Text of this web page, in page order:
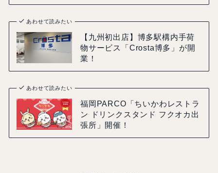
あわせて読みたい
【九州初出店】博多駅構内手荷
物サービス「Crosta博多」が開
業！
あわせて読みたい
福岡PARCO「ちいかわレストラ
ン ドリンクスタンド フクオカ出
張所」開催！